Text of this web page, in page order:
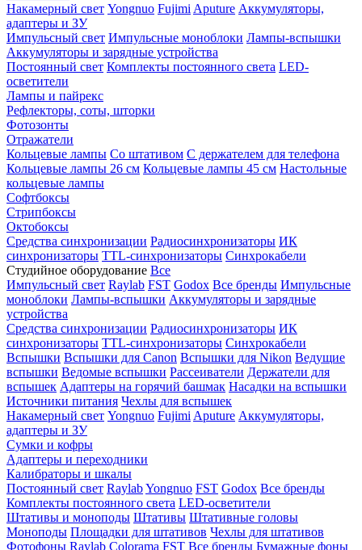
Накамерный свет Yongnuo Fujimi Aputure Аккумуляторы,
адаптеры и ЗУ
Импульсный свет Импульсные моноблоки Лампы-вспышки
Аккумуляторы и зарядные устройства
Постоянный свет Комплекты постоянного света LED-
осветители
Лампы и пайрекс
Рефлекторы, соты, шторки
Фотозонты
Отражатели
Кольцевые лампы Со штативом С держателем для телефона
Кольцевые лампы 26 см Кольцевые лампы 45 см Настольные
кольцевые лампы
Софтбоксы
Стрипбоксы
Октобоксы
Средства синхронизации Радиосинхронизаторы ИК
синхронизаторы TTL-синхронизаторы Синхрокабели
Студийное оборудование Все
Импульсный свет Raylab FST Godox Все бренды Импульсные
моноблоки Лампы-вспышки Аккумуляторы и зарядные
устройства
Средства синхронизации Радиосинхронизаторы ИК
синхронизаторы TTL-синхронизаторы Синхрокабели
Вспышки Вспышки для Canon Вспышки для Nikon Ведущие
вспышки Ведомые вспышки Рассеиватели Держатели для
вспышек Адаптеры на горячий башмак Насадки на вспышки
Источники питания Чехлы для вспышек
Накамерный свет Yongnuo Fujimi Aputure Аккумуляторы,
адаптеры и ЗУ
Сумки и кофры
Адаптеры и переходники
Калибраторы и шкалы
Постоянный свет RaylabYongnuo FST Godox Все бренды
Комплекты постоянного света LED-осветители
Штативы и моноподы Штативы Штативные головы
Моноподы Площадки для штативов Чехлы для штативов
Фотофоны Raylab Colorama FST Все бренды Бумажные фоны